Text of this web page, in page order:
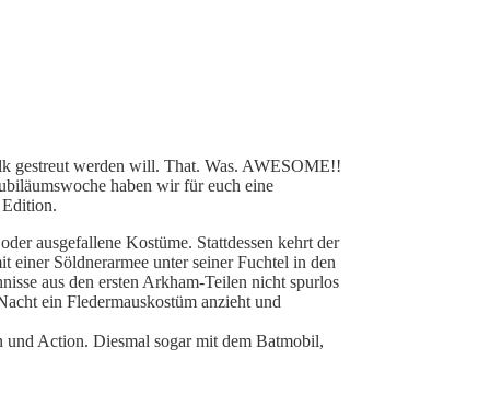
gestreut werden will. That. Was. AWESOME!!
haben wir für euch eine
ausgefallene Kostüme. Stattdessen kehrt der
Söldnerarmee unter seiner Fuchtel in den
aus den ersten Arkham-Teilen nicht spurlos
ein Fledermauskostüm anzieht und
und Action. Diesmal sogar mit dem Batmobil,